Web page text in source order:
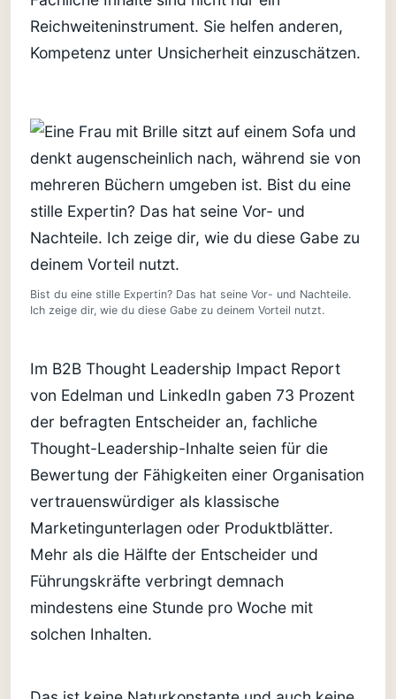
Reichweiteninstrument. Sie helfen anderen,
Kompetenz unter Unsicherheit einzuschätzen.
Bist du eine stille Expertin? Das hat seine Vor- und Nachteile.
Ich zeige dir, wie du diese Gabe zu deinem Vorteil nutzt.
Im B2B Thought Leadership Impact Report
von Edelman und LinkedIn gaben 73 Prozent
der befragten Entscheider an, fachliche
Thought-Leadership-Inhalte seien für die
Bewertung der Fähigkeiten einer Organisation
vertrauenswürdiger als klassische
Marketingunterlagen oder Produktblätter.
Mehr als die Hälfte der Entscheider und
Führungskräfte verbringt demnach
mindestens eine Stunde pro Woche mit
solchen Inhalten.